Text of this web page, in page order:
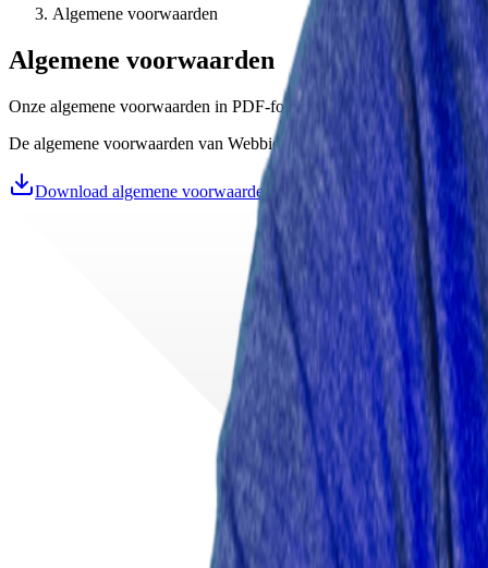
Algemene voorwaarden
Algemene voorwaarden
Onze algemene voorwaarden in PDF-formaat. Download het
De algemene voorwaarden van Webbio B.V. zijn vastgelegd in een
Download algemene voorwaarden (PDF)